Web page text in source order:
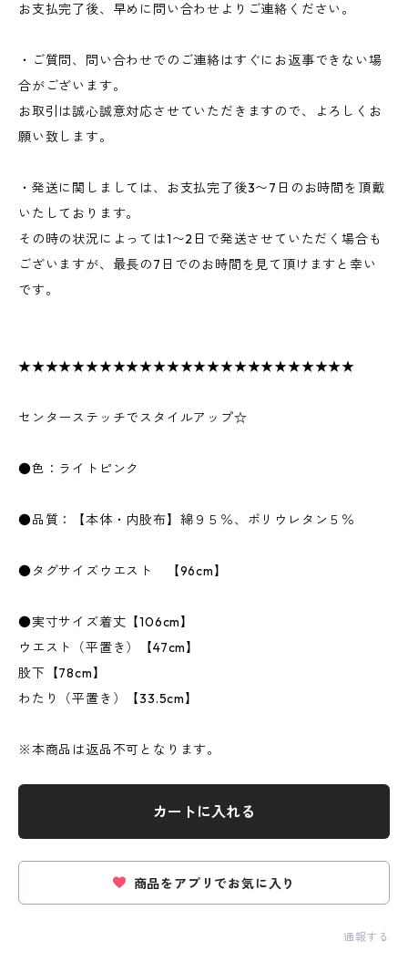
お支払完了後、早めに問い合わせよりご連絡ください。
・ご質問、問い合わせでのご連絡はすぐにお返事できない場
合がございます。
お取引は誠心誠意対応させていただきますので、よろしくお
願い致します。
・発送に関しましては、お支払完了後3〜7日のお時間を頂戴
いたしております。
その時の状況によっては1〜2日で発送させていただく場合も
ございますが、最長の7日でのお時間を見て頂けますと幸い
です。
★★★★★★★★★★★★★★★★★★★★★★★★★
センターステッチでスタイルアップ☆
●色：ライトピンク
●品質：【本体・内股布】綿９５％、ポリウレタン５％
●タグサイズウエスト 【96cm】
●実寸サイズ着丈【106cm】
ウエスト（平置き）【47cm】
股下【78cm】
わたり（平置き）【33.5cm】
※本商品は返品不可となります。
カートに入れる
商品をアプリでお気に入り
通報する